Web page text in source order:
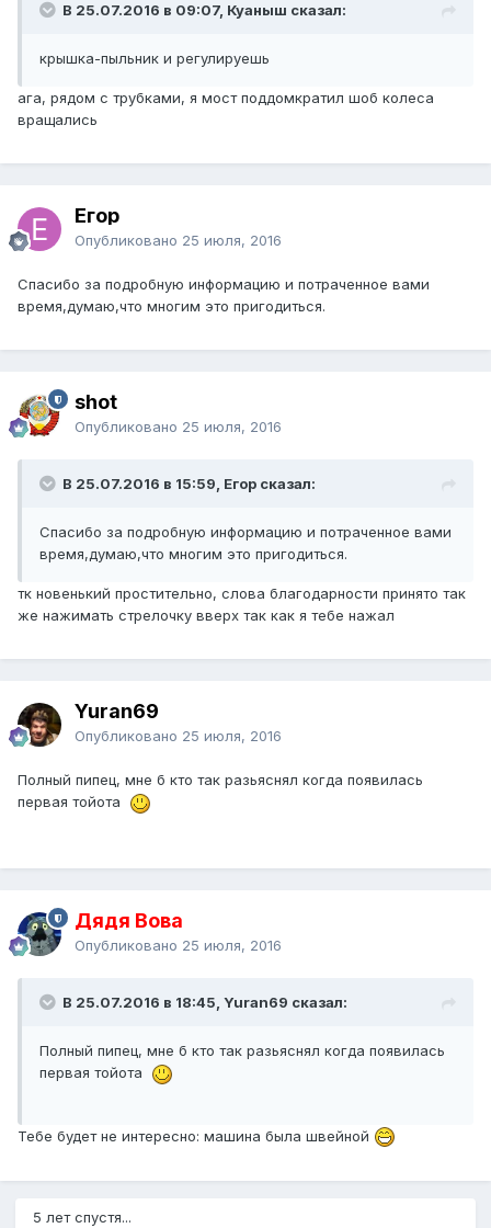
В 25.07.2016 в 09:07, Куаныш сказал:
крышка-пыльник и регулируешь
ага, рядом с трубками, я мост поддомкратил шоб колеса
вращались
Егор
Опубликовано 25 июля, 2016
Спасибо за подробную информацию и потраченное вами
время,думаю,что многим это пригодиться.
shot
Опубликовано 25 июля, 2016
В 25.07.2016 в 15:59, Егор сказал:
Спасибо за подробную информацию и потраченное вами
время,думаю,что многим это пригодиться.
тк новенький простительно, слова благодарности принято так
же нажимать стрелочку вверх так как я тебе нажал
Yuran69
Опубликовано 25 июля, 2016
Полный пипец, мне б кто так разьяснял когда появилась
первая тойота
Дядя Вова
Опубликовано 25 июля, 2016
В 25.07.2016 в 18:45, Yuran69 сказал:
Полный пипец, мне б кто так разьяснял когда появилась
первая тойота
Тебе будет не интересно: машина была швейной
5 лет спустя...